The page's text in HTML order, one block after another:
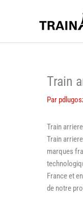
Train
Par
Train
Train
marques
France et
de notre